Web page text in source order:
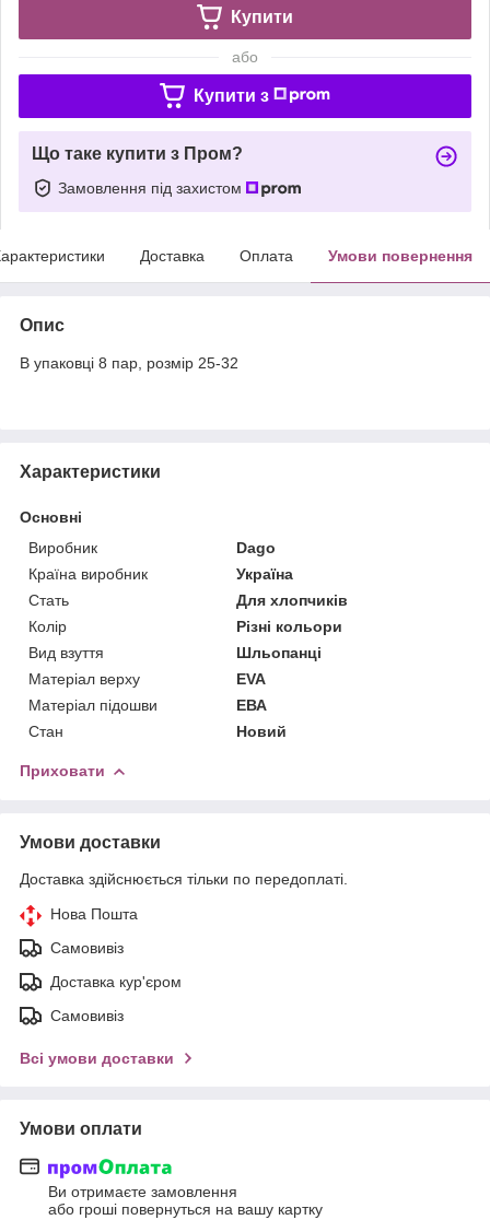
Купити
або
Купити з
Що таке купити з Пром?
Замовлення під захистом
Доставка Оплата Умови повернення
Опис
В упаковці 8 пар, розмір 25-32
Характеристики
Основні
Виробник
Dago
Країна виробник
Україна
Стать
Для хлопчиків
Колір
Різні кольори
Вид взуття
Шльопанці
Матеріал верху
EVA
Матеріал підошви
ЕВА
Стан
Новий
Приховати
Умови доставки
Доставка здійснюється тільки по передоплаті.
Нова Пошта
Самовивіз
Доставка кур'єром
Самовивіз
Всі умови доставки
Умови оплати
Ви отримаєте замовлення
або гроші повернуться на вашу картку